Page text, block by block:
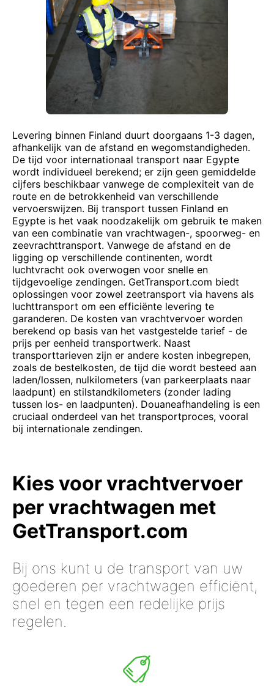
Levering binnen Finland duurt doorgaans 1-3 dagen,
afhankelijk van de afstand en wegomstandigheden.
De tijd voor internationaal transport naar Egypte
wordt individueel berekend; er zijn geen gemiddelde
cijfers beschikbaar vanwege de complexiteit van de
route en de betrokkenheid van verschillende
vervoerswijzen. Bij transport tussen Finland en
Egypte is het vaak noodzakelijk om gebruik te maken
van een combinatie van vrachtwagen-, spoorweg- en
zeevrachttransport. Vanwege de afstand en de
ligging op verschillende continenten, wordt
luchtvracht ook overwogen voor snelle en
tijdgevoelige zendingen. GetTransport.com biedt
oplossingen voor zowel zeetransport via havens als
luchttransport om een efficiënte levering te
garanderen. De kosten van vrachtvervoer worden
berekend op basis van het vastgestelde tarief - de
prijs per eenheid transportwerk. Naast
transporttarieven zijn er andere kosten inbegrepen,
zoals de bestelkosten, de tijd die wordt besteed aan
laden/lossen, nulkilometers (van parkeerplaats naar
laadpunt) en stilstandkilometers (zonder lading
tussen los- en laadpunten). Douaneafhandeling is een
cruciaal onderdeel van het transportproces, vooral
bij internationale zendingen.
Kies voor vrachtvervoer
per vrachtwagen met
GetTransport.com
Bij ons kunt u de transport van uw
goederen per vrachtwagen efficiënt,
snel en tegen een redelijke prijs
regelen.